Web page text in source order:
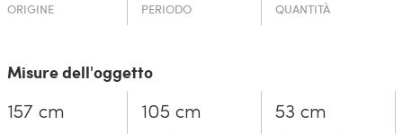
ORIGINE PERIODO QUANTITÀ
Misure dell'oggetto
157 cm 105 cm 53 cm